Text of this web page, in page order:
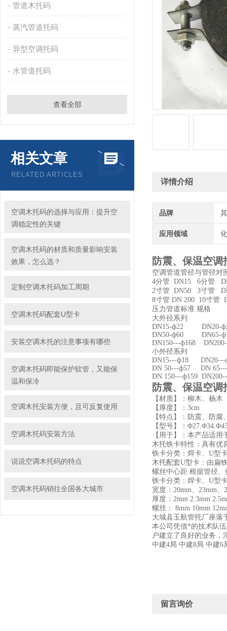
管道木托码
蒸汽管道托码
异型空调托码
水管道托码
查看全部
相关文章
RELATED ARTICLES
空调木托码的选择与应用：提升空
调稳定性的关键
空调木托码的材质和质量影响安装
效果，怎么选？
定制空调木托码加工周期
空调木托码配套U型卡
安装空调木托的注意事项有哪些
空调木托码即能保护软管，又能保
温和保冷
空调木托安装方便，且可反复使用
空调木托码安装方法
说说空调木托码的特点
空调木托码销往全国各大城市
详情介绍
品牌
应用领域
防震、保温空调
空调管道管径与管径对
4分管 DN15 6分管
2寸管 DN50 3寸管
8寸管 DN 200 10寸管
压力管道标准 规格
大外径系列
DN15-ф22
DN50-ф60 DN65-
DN150---ф168
小外径系列
DN15---ф18
DN 50---ф57 DN
DN 150---ф159
防震、保温空调
【材质】：柳木、杨木
【厚度】：3cm
【特点】：防震、防
【型号】：
【用于】：本产品适
木托铁卡特性：具有优
铁卡分类：焊卡、U型
木托配套U型卡：由扁
螺丝中心距:根据管径、
铁卡分类：焊卡、U型
宽度：20mm、23mm、
厚度：2mm 2.3mm
螺丝： 8mm 10mm
大城县玉航管托厂座落
本公司凭借*的技术队
户建立了良好的业务，
中建4局 中建8局 中建6
留言询价